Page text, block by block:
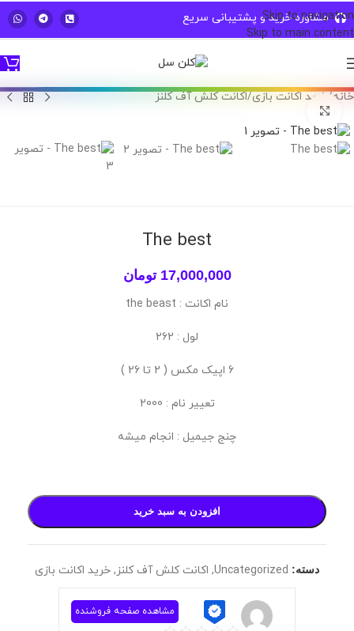
Skip to navigation
Skip to main content
کاربر گرامی جهت استفاده بهینه از سایت VPN خود را خاموش کنید
مشاوره خرید و پشتیبانی سریع
خانه/خرید اکانت بازی/اکانت کلش آف کلنز
The best
17,000,000 تومان
نام اکانت : the beast
لول : 262
6 اپیک مکس ( 2 تا 26 )
تعییر نام : 2000
چنج جیمیل : انجام میشه
افزودن به سبد خرید
دسته: Uncategorized
, اکانت کلش آف کلنز, خرید اکانت بازی
مشاهده صفحه فروشنده